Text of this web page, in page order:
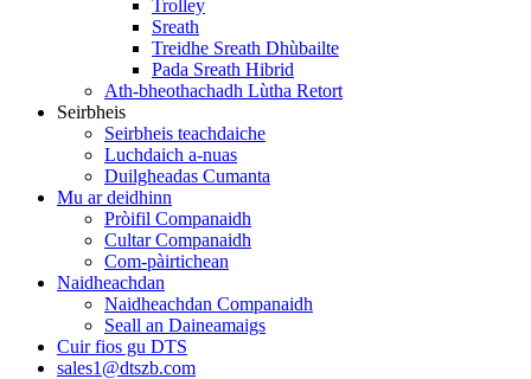
Trolley
Sreath
Treidhe Sreath Dhùbailte
Pada Sreath Hibrid
Ath-bheothachadh Lùtha Retort
Seirbheis
Seirbheis teachdaiche
Luchdaich a-nuas
Duilgheadas Cumanta
Mu ar deidhinn
Pròifil Companaidh
Cultar Companaidh
Com-pàirtichean
Naidheachdan
Naidheachdan Companaidh
Seall an Daineamaigs
Cuir fios gu DTS
sales1@dtszb.com